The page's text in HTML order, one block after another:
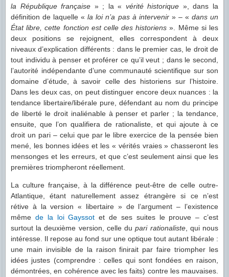
la République française » ; la « vérité historique », dans la
définition de laquelle «la loi n’a pas à intervenir » – « dans un
État libre, cette fonction est celle des historiens ». Même si les
deux positions se rejoignent, elles correspondent à deux
niveaux d’explication différents : dans le premier cas, le droit de
tout individu à penser et proférer ce qu’il veut ; dans le second,
l’autorité indépendante d’une communauté scientifique sur son
domaine d’étude, à savoir celle des historiens sur l’histoire.
Dans les deux cas, on peut distinguer encore deux nuances : la
tendance libertaire/libérale pure, défendant au nom du principe
de liberté le droit inaliénable à penser et parler ; la tendance,
ensuite, que l’on qualifiera de rationaliste, et qui ajoute à ce
droit un pari – celui que par le libre exercice de la pensée bien
mené, les bonnes idées et les « vérités vraies » chasseront les
mensonges et les erreurs, et que c’est seulement ainsi que les
premières triompheront réellement.
La culture française, à la différence peut-être de celle outre-
Atlantique, étant naturellement assez étrangère si ce n’est
rétive à la version « libertaire » de l’argument – l’existence
même de la loi Gayssot et de ses suites le prouve – c’est
surtout la deuxième version, celle dupari rationaliste, qui nous
intéresse. Il repose au fond sur une optique tout autant libérale :
une main invisible de la raison finirait par faire triompher les
idées justes (comprendre : celles qui sont fondées en raison,
démontrées, en cohérence avec les faits) contre les mauvaises.